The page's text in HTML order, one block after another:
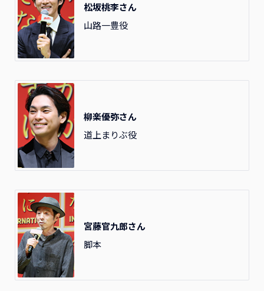
松坂桃李さん
山路一豊役
柳楽優弥さん
道上まりぶ役
宮藤官九郎さん
脚本